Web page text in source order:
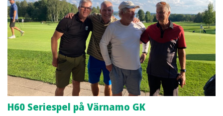
H60 Seriespel på Värnamo GK